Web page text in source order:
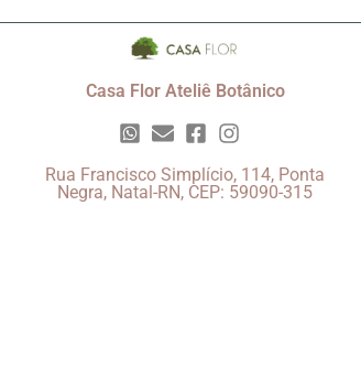
Casa Flor Ateliê Botânico
Rua Francisco Simplício, 114, Ponta
Negra, Natal-RN, CEP: 59090-315